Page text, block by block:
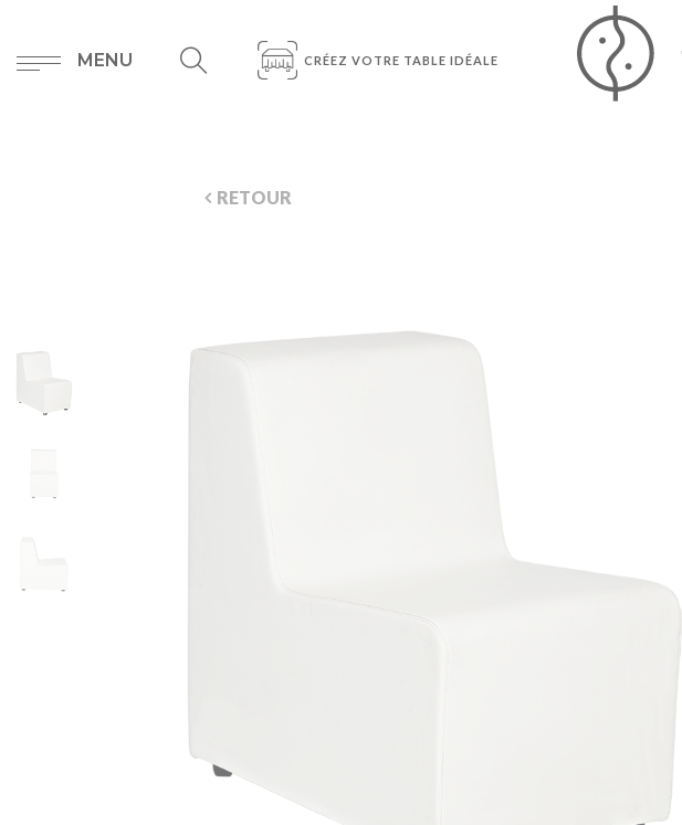
MENU CRÉEZ VOTRE TABLE IDÉALE
RETOUR